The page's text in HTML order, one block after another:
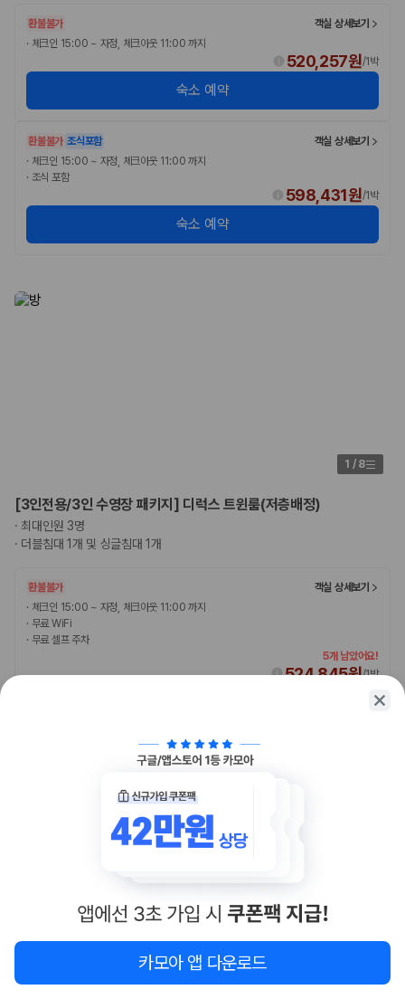
환불불가
객실 상세보기
· 체크인 15:00 ~ 자정, 체크아웃 11:00 까지
520,257원/1박
숙소 예약
환불불가 조식포함
객실 상세보기
· 체크인 15:00 ~ 자정, 체크아웃 11:00 까지
· 조식 포함
598,431원/1박
숙소 예약
1 / 8
[3인전용/3인 수영장 패키지] 디럭스 트윈룸(저층배정)
· 최대인원 3명
· 더블침대 1개 및 싱글침대 1개
환불불가
객실 상세보기
· 체크인 15:00 ~ 자정, 체크아웃 11:00 까지
· 무료 WiFi
· 무료 셀프 주차
5개 남았어요!
524,845원/1박
카모아 앱 다운로드